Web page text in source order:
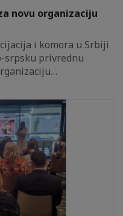
novu organizaciju
i komora u Srbiji
srpsku privrednu